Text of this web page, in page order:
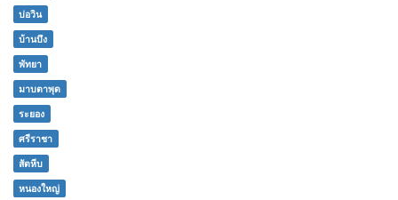
บ่อวิน
บ้านบึง
พัทยา
มาบตาพุด
ระยอง
ศรีราชา
สัตหีบ
หนองใหญ่